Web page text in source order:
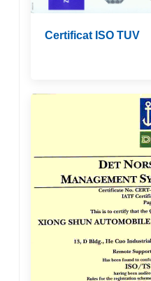
Certificat ISO TUV